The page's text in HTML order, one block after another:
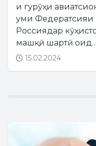
и гурӯҳи
уми Федератсияи
Россиядар
машқӣ шартӣ оид
ба ҷустуҷӯ ва
15.02.2024